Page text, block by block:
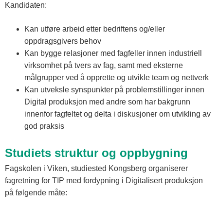
Kandidaten:
Kan utføre arbeid etter bedriftens og/eller
oppdragsgivers behov
Kan bygge relasjoner med fagfeller innen industriell
virksomhet på tvers av fag, samt med eksterne
målgrupper ved å opprette og utvikle team og nettverk
Kan utveksle synspunkter på problemstillinger innen
Digital produksjon med andre som har bakgrunn
innenfor fagfeltet og delta i diskusjoner om utvikling av
god praksis
Studiets struktur og oppbygning
Fagskolen i Viken, studiested Kongsberg organiserer
fagretning for TIP med fordypning i Digitalisert produksjon
på følgende måte: